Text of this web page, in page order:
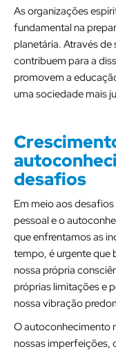
As organizações
fundamental na
planetária. Através
contribuem para a
promovem a
uma sociedade mais
desafios
Em meio aos
pessoal e o
que enfrentamos as
tempo, é urgente que
nossa própria
próprias limitações e
nossa vibração
O autoconhecimento
nossas imperfeições,